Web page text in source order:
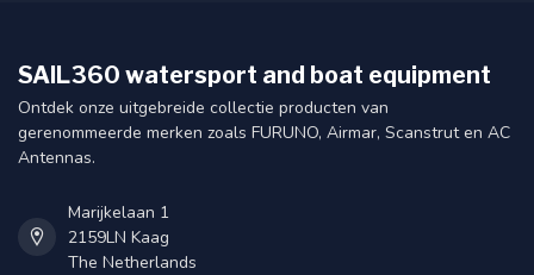
SAIL360 watersport and boat equipment
Ontdek onze uitgebreide collectie producten van
gerenommeerde merken zoals FURUNO, Airmar, Scanstrut en AC
Antennas.
Marijkelaan 1
2159LN Kaag
The Netherlands